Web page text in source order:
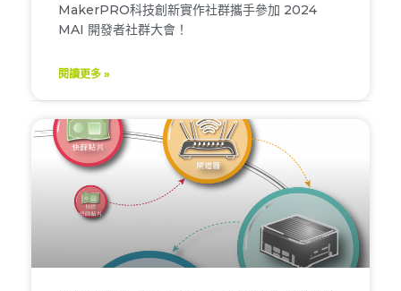
MakerPRO科技創新實作社群攜手參加 2024
MAI 開發者社群大會！
閱讀更多 »